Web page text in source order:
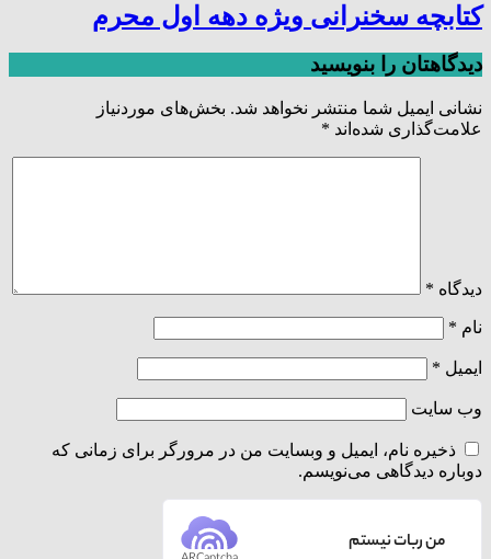
کتابچه سخنرانی ویژه دهه اول محرم
دیدگاهتان را بنویسید
نشانی ایمیل شما منتشر نخواهد شد. بخش‌های موردنیاز
علامت‌گذاری شده‌اند *
دیدگاه *
نام *
ایمیل *
وب‌ سایت
ذخیره نام، ایمیل و وبسایت من در مرورگر برای زمانی که
دوباره دیدگاهی می‌نویسم.
من ربات نیستم